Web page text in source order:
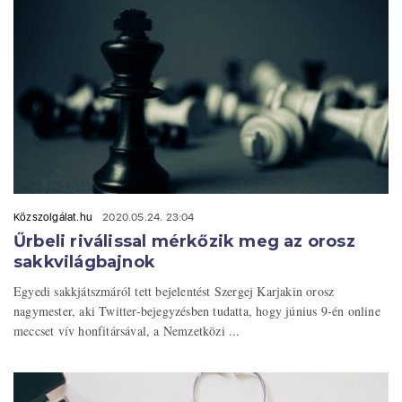
Közszolgálat.hu 2020.05.24. 23:04
Űrbeli riválissal mérkőzik meg az orosz
sakkvilágbajnok
Egyedi sakkjátszmáról tett bejelentést Szergej Karjakin orosz
nagymester, aki Twitter-bejegyzésben tudatta, hogy június 9-én online
meccset vív honfitársával, a Nemzetközi ...